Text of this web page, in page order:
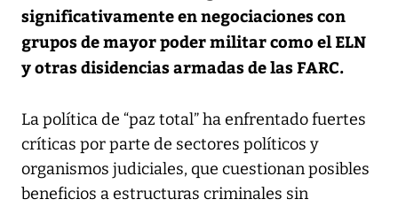
significativamente en negociaciones con
grupos de mayor poder militar como el ELN
y otras disidencias armadas de las FARC.
La política de “paz total” ha enfrentado fuertes
críticas por parte de sectores políticos y
organismos judiciales, que cuestionan posibles
beneficios a estructuras criminales sin